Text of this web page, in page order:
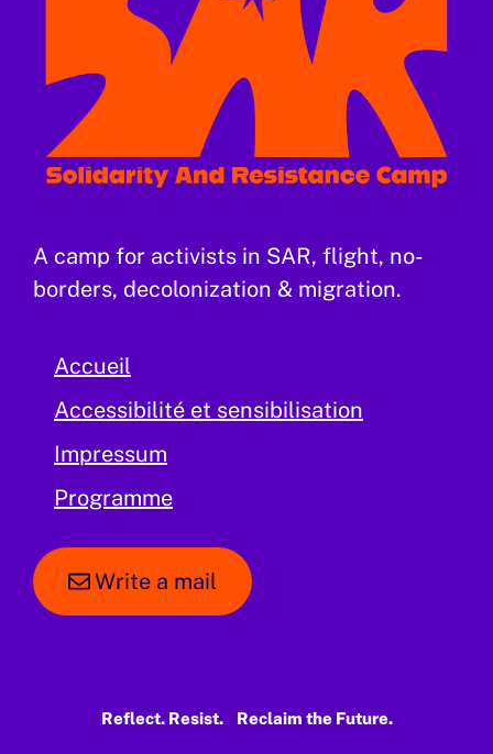
A camp for activists in SAR, flight, no-
borders, decolonization & migration.
Accueil
Accessibilité et sensibilisation
Impressum
Programme
Write a mail
Reflect. Resist. Reclaim the Future.